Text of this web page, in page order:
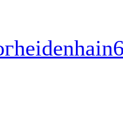
heidenhain